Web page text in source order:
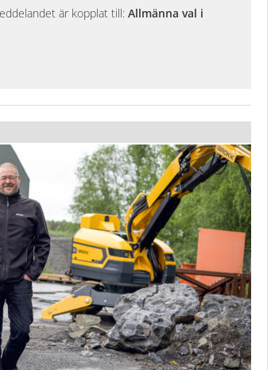
är kopplat till: Allmänna val i